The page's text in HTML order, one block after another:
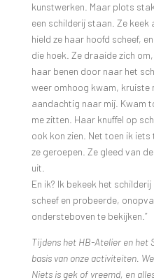
kunstwerken. Maar plots
een schilderij staan. Ze
hield ze haar hoofd scheef,
die hoek. Ze draaide zich
haar benen door naar het
weer omhoog kwam, kruiste
aandachtig naar mij. Kwam
me zitten. Haar knuffel op
ook kon zien. Net toen ik
ze geroepen. Ze gleed van
uit.
En ik? Ik bekeek het
scheef en probeerde,
ondersteboven te bekijken.”
Tijdens het HB-Atelier en het
basis van onze activiteiten.
Niets is gek of vreemd, en